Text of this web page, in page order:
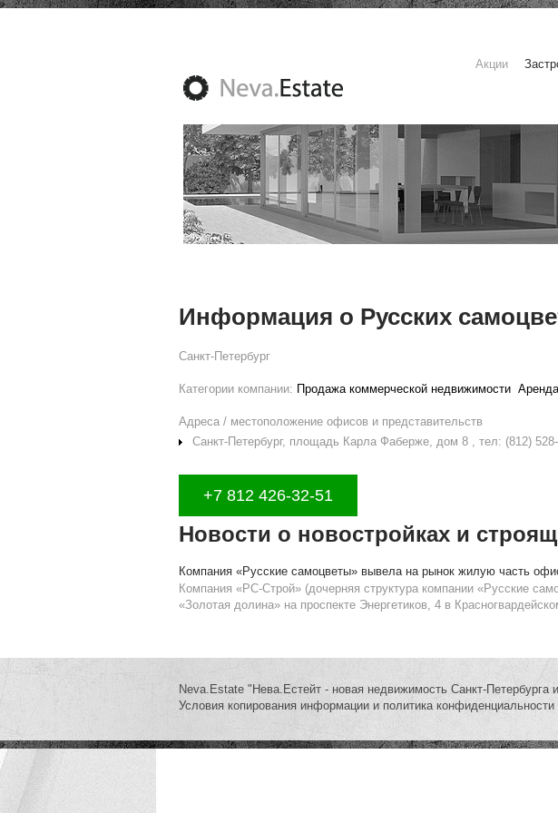
Акции
Информация о Русских
Санкт-Петербург
Категории компании: Продажа коммерческой недвижимости
Адреса / местоположение офисов и представительств
Санкт-Петербург, площадь Карла Фаберже, дом 8 , тел: (812)
+7 812 426-32-51
Новости о новостройках и
Компания «Русские самоцветы» вывела на рынок жилую часть
Компания «РС-Строй» (дочерняя структура компании «Русские
«Золотая долина» на проспекте Энергетиков, 4 в
Neva.Estate "Нева.Естейт - новая недвижимость Санкт-Петербурга
Условия копирования информации и политика конфиденциальности